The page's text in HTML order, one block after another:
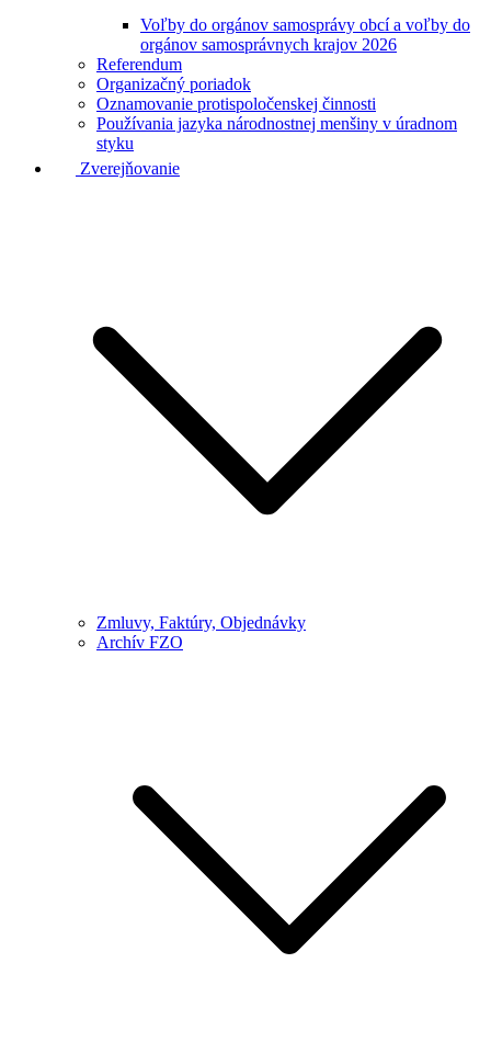
Voľby do orgánov samosprávy obcí a voľby do
orgánov samosprávnych krajov 2026
Referendum
Organizačný poriadok
Oznamovanie protispoločenskej činnosti
Používania jazyka národnostnej menšiny v úradnom
styku
Zverejňovanie
Zmluvy, Faktúry, Objednávky
Archív FZO